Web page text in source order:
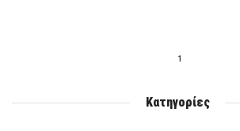
1
Κατηγορίες